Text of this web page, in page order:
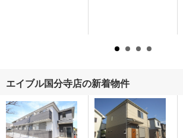
エイブル国分寺店の新着物件